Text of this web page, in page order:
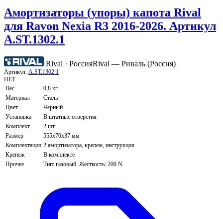
Амортизаторы (упоры) капота Rival
для Ravon Nexia R3 2016-2026. Артикул
A.ST.1302.1
Rival · РоссияRival — Риваль (Россия)
Артикул: A.ST.1302.1
НЕТ
Вес
0,8 кг
Материал
Сталь
Цвет
Черный
Установка
В штатные отверстия
Комплект
2 шт.
Размер
555х70х37 мм
Комплектация 2 амортизатора, крепеж, инструкция
Крепеж
В комплекте
Прочее
Тип: газовый. Жесткость: 200 N.